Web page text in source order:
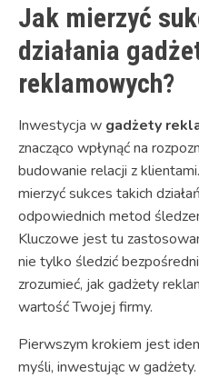
Jak mierzyć
działania
reklamowych?
Inwestycja w gadżety
znacząco wpłynąć na
budowanie relacji z
mierzyć sukces takich
odpowiednich metod
Kluczowe jest tu
nie tylko śledzić
zrozumieć, jak gadżety
wartość Twojej firmy.
Pierwszym krokiem jest
myśli, inwestując w